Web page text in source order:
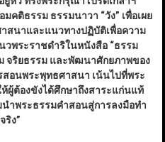
มคติธรรม ธรรมนาวา “วัง” เพื่อเผย
สนาและแนวทางปฏิบัติเพื่อความ
พระราชดำริในหนังสือ “ธรรม
จริยธรรม และพัฒนาศักยภาพของ
อนพระพุทธศาสนา เน้นไปที่พระ
ผู้ต้องขังได้ศึกษาถึงสาระแก่นแท้
ำพระธรรมคำสอนสู่การลงมือทำ
ริง”